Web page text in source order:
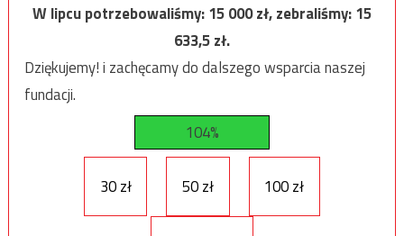
W lipcu potrzebowaliśmy:15 000zł, zebraliśmy:15
633,5zł.
Dziękujemy! i zachęcamy do dalszego wsparcia naszej
fundacji.
104%
30 zł 50 zł 100 zł